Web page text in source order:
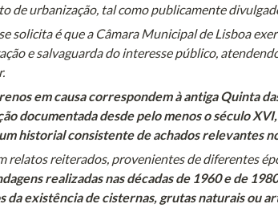
de urbanização, tal como publicamente
solicita é que a Câmara Municipal de Lisboa
e salvaguarda do interesse público,
em causa correspondem à antiga Quinta
documentada desde pelo menos o século
historial consistente de achados relevantes
relatos reiterados, provenientes de diferentes
realizadas nas décadas de 1960 e de
da existência de cisternas, grutas naturais ou